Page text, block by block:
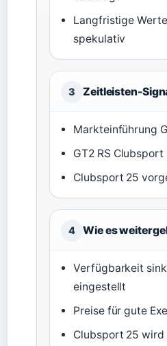
Langfristige
spekulativ
3 Zeitleisten-
Markteinführung
GT2 RS
Clubsport 25
4 Wie es
Verfügbarkeit
eingestellt
Preise für gute
Clubsport 25 wird